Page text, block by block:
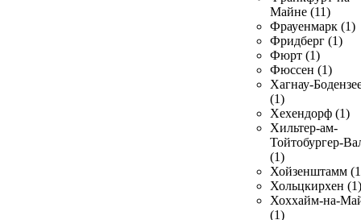
Майне (11)
Фрауенмарк (1)
Фридберг (1)
Фюрт (1)
Фюссен (1)
Хагнау-
(1)
Хехендорф (1)
Хильтер-ам-
Тойтобургер-
(1)
Хойзенштамм
Хольцкирхен (1)
Хоххайм-на-
(1)